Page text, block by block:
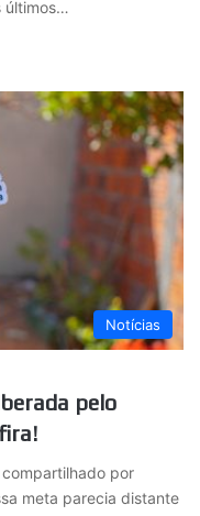
últimos…
Notícias
pelo
por
meta parecia distante